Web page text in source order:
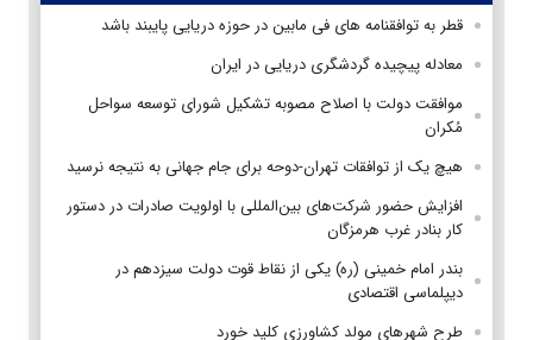
قطر به توافقنامه های فی مابین در حوزه دریایی پایبند باشد
معادله پیچیده گردشگری دریایی در ایران
موافقت دولت با اصلاح مصوبه تشکیل شورای توسعه سواحل
مُکران
هیچ یک از توافقات تهران-دوحه برای جام جهانی به نتیجه نرسید
افزایش حضور شرکت‌های بین‌المللی با اولویت صادرات در دستور
کار بنادر غرب هرمزگان
بندر امام خمینی (ره) یکی از نقاط قوت دولت سیزدهم در
دیپلماسی اقتصادی
طرح شهرهای مولد کشاورزی کلید خورد